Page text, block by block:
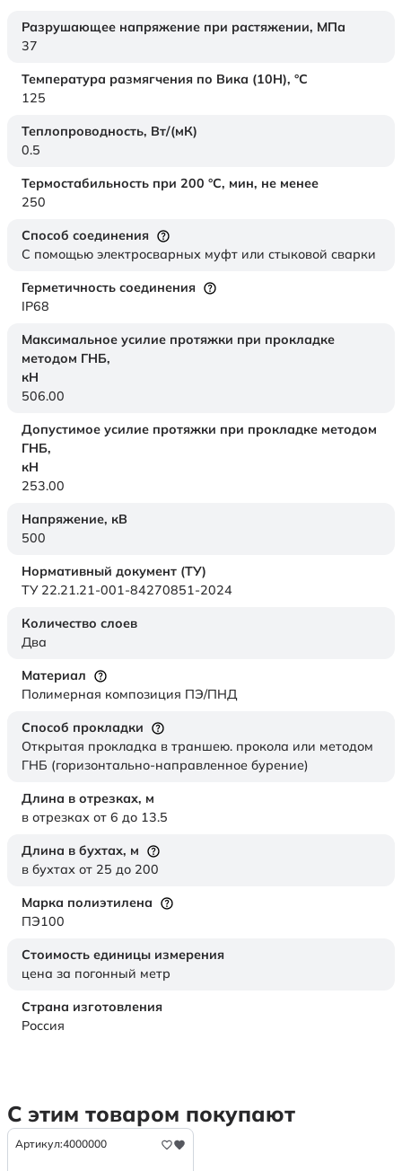
Разрушающее напряжение при растяжении, МПа
37
Температура размягчения по Вика (10Н), °C
125
Теплопроводность, Вт/(мК)
0.5
Термостабильность при 200 °С, мин, не менее
250
Способ соединения
С помощью электросварных муфт или стыковой сварки
Герметичность соединения
IP68
Максимальное усилие протяжки при прокладке
методом ГНБ,
кН
506.00
Допустимое усилие протяжки при прокладке методом
ГНБ,
кН
253.00
Напряжение, кВ
500
Нормативный документ (ТУ)
ТУ 22.21.21-001-84270851-2024
Количество слоев
Два
Материал
Полимерная композиция ПЭ/ПНД
Способ прокладки
Открытая прокладка в траншею. прокола или методом
ГНБ (горизонтально-направленное бурение)
Длина в отрезках, м
в отрезках от 6 до 13.5
Длина в бухтах, м
в бухтах от 25 до 200
Марка полиэтилена
ПЭ100
Стоимость единицы измерения
цена за погонный метр
Страна изготовления
Россия
С этим товаром покупают
Артикул:4000000